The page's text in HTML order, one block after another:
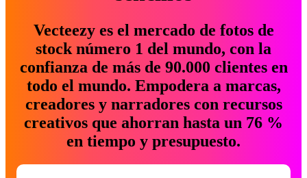
Vecteezy es el mercado de fotos de
stock número 1 del mundo, con la
confianza de más de 90.000 clientes en
todo el mundo. Empodera a marcas,
creadores y narradores con recursos
creativos que ahorran hasta un 76 %
en tiempo y presupuesto.